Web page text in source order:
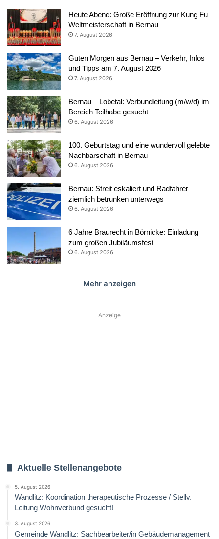
Heute Abend: Große Eröffnung zur Kung Fu
Weltmeisterschaft in Bernau
7. August 2026
Guten Morgen aus Bernau – Verkehr, Infos
und Tipps am 7. August 2026
7. August 2026
Bernau – Lobetal: Verbundleitung (m/w/d) im
Bereich Teilhabe gesucht
6. August 2026
100. Geburtstag und eine wundervoll gelebte
Nachbarschaft in Bernau
6. August 2026
Bernau: Streit eskaliert und Radfahrer
ziemlich betrunken unterwegs
6. August 2026
6 Jahre Braurecht in Börnicke: Einladung
zum großen Jubiläumsfest
6. August 2026
Mehr anzeigen
Anzeige
Aktuelle Stellenangebote
5. August 2026
Wandlitz: Koordination therapeutische Prozesse / Stellv.
Leitung Wohnverbund gesucht!
3. August 2026
Gemeinde Wandlitz: Sachbearbeiter/in Gebäudemanagement